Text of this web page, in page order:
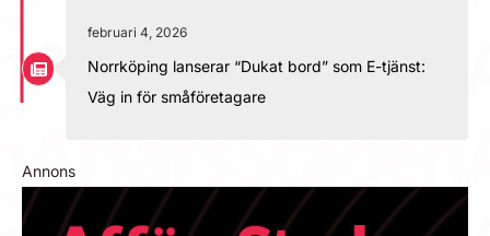
februari 4, 2026
Norrköping lanserar “Dukat bord” som E-tjänst:
Väg in för småföretagare
Annons